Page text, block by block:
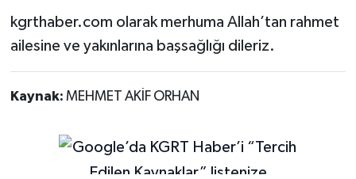
kgrthaber.com olarak merhuma Allah’tan rahmet
ailesine ve yakınlarına başsağlığı dileriz.
Kaynak: MEHMET AKİF ORHAN